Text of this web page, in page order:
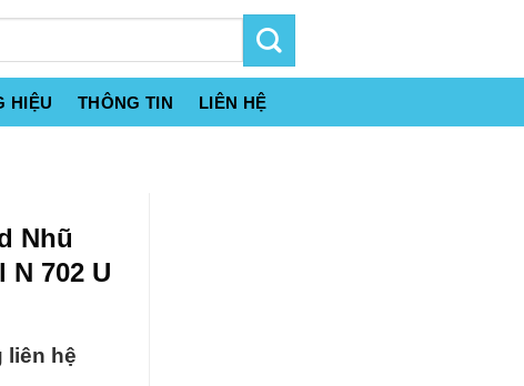
HIỆU THÔNG TIN LIÊN HỆ
Nhũ
702 U
liên hệ